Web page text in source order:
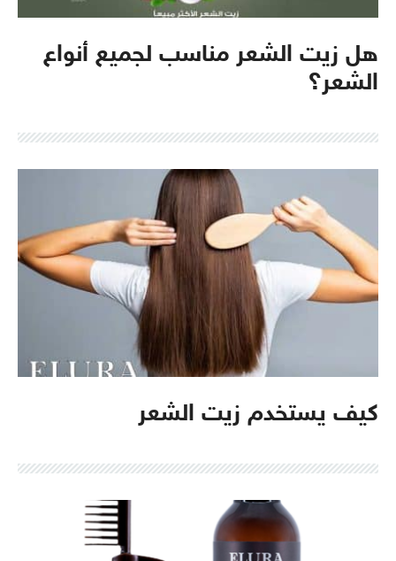
هل زيت الشعر مناسب لجميع أنواع
الشعر؟
كيف يستخدم زيت الشعر